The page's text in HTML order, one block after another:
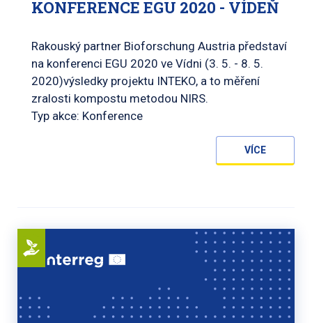
KONFERENCE EGU 2020 - VÍDEŇ
Rakouský partner Bioforschung Austria představí
na konferenci EGU 2020 ve Vídni (3. 5. - 8. 5.
2020)výsledky projektu INTEKO, a to měření
zralosti kompostu metodou NIRS.
Typ akce: Konference
VÍCE